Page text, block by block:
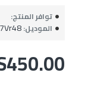
توافر المنتج:
الموديل: